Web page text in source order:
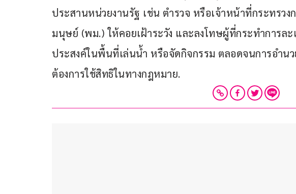
ประสานหน่วยงานรัฐ เช่น ตำรวจ หรือเจ้าหน้าที่กระทรว
มนุษย์ (พม.) ให้คอยเฝ้าระวัง และลงโทษผู้ที่กระทำการล
ประสงค์ในพื้นที่เล่นน้ำ หรือจัดกิจกรรม ตลอดจนการอำน
ต้องการใช้สิทธิในทางกฎหมาย.